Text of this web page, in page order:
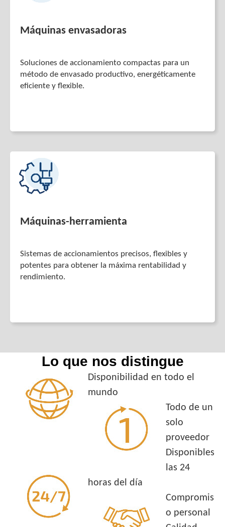
Máquinas envasadoras
Soluciones de accionamiento compactas para un
método de envasado productivo, energéticamente
eficiente y flexible.
Máquinas-herramienta
Sistemas de accionamientos precisos, flexibles y
potentes para obtener la máxima rentabilidad y
rendimiento.
Lo que nos distingue
Disponibilidad en todo el
mundo
Todo de un
solo
proveedor
Disponibles
las 24
horas del día
Compromis
o personal